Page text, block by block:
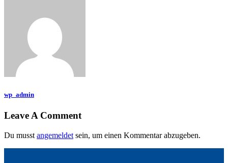
wp_admin
Leave A Comment
Du musst angemeldet sein, um einen Kommentar abzugeben.